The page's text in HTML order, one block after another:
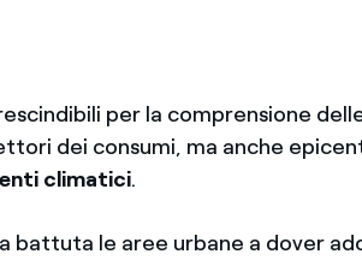
per la comprensione
dei consumi, ma anche
climatici.
battuta le aree urbane a dover